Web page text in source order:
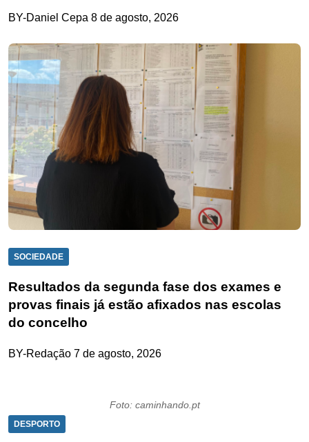
BY-Daniel Cepa 8 de agosto, 2026
SOCIEDADE
Resultados da segunda fase dos exames e
provas finais já estão afixados nas escolas
do concelho
BY-Redação 7 de agosto, 2026
Foto: caminhando.pt
DESPORTO